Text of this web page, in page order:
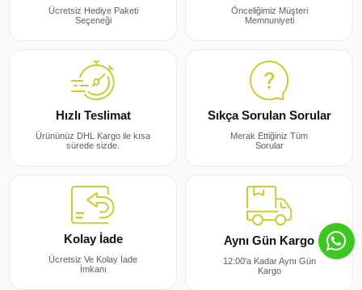
Ücretsiz Hediye Paketi
Seçeneği
Önceliğimiz Müşteri
Memnuniyeti
Hızlı Teslimat
Ürününüz DHL Kargo ile kısa
sürede sizde.
Sıkça Sorulan Sorular
Merak Ettiğiniz Tüm
Sorular
Kolay İade
Ücretsiz Ve Kolay İade
İmkanı
Aynı Gün Kargo
12:00'a Kadar Aynı Gün
Kargo